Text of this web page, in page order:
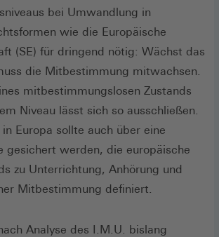
bei Umwandlung in
wie die Europäische
(SE) für dringend nötig: Wächst das
die Mitbestimmung mitwachsen.
mitbestimmungslosen Zustands
Niveau lässt sich so ausschließen.
Europa sollte auch über eine
gesichert werden, die europäische
zu Unterrichtung, Anhörung und
Mitbestimmung definiert.
Analyse des I.M.U. bislang